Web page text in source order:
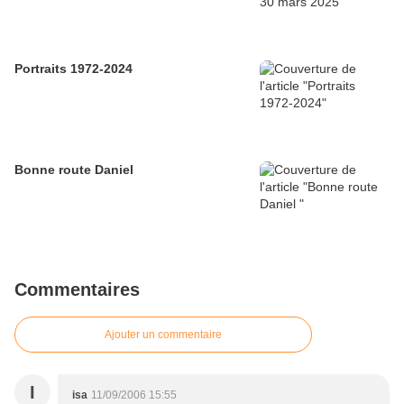
Portraits 1972-2024
Bonne route Daniel
Commentaires
Ajouter un commentaire
I isa 11/09/2006 15:55